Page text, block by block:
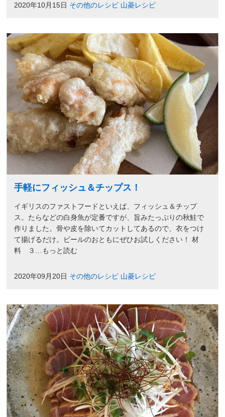
2020年10月15日 その他のレシピ 山菱レシピ
手軽にフィッシュ＆チップス！
イギリスのファストフードといえば、フィッシュ＆チップ
ス。たらなどの白身魚が定番ですが、旨みたっぷりの秋鮭で
作りました。骨や皮を除いてカットしてあるので、衣をつけ
て揚げるだけ。ビールのおともにぜひお試しください！ 材
料 ３…もっと読む
2020年09月20日 その他のレシピ 山菱レシピ